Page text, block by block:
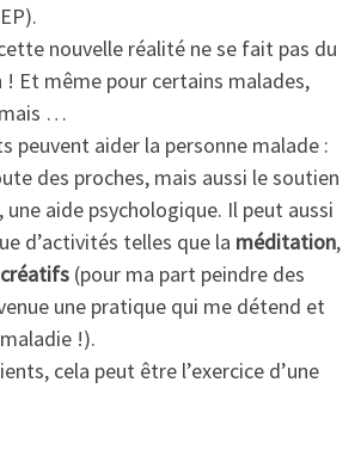
nouvelle réalité ne se fait pas du
! Et même pour certains malades,
…
peuvent aider la personne malade :
des proches, mais aussi le soutien
une aide psychologique. Il peut aussi
d’activités telles que la méditation,
(pour ma part peindre des
une pratique qui me détend et
!).
cela peut être l’exercice d’une